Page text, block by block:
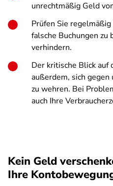
unrechtmäßig Geld
Prüfen Sie
falsche Buchungen zu
verhindern.
Der kritische Blick auf
außerdem, sich
zu wehren. Bei
auch Ihre
Kein Geld
Ihre